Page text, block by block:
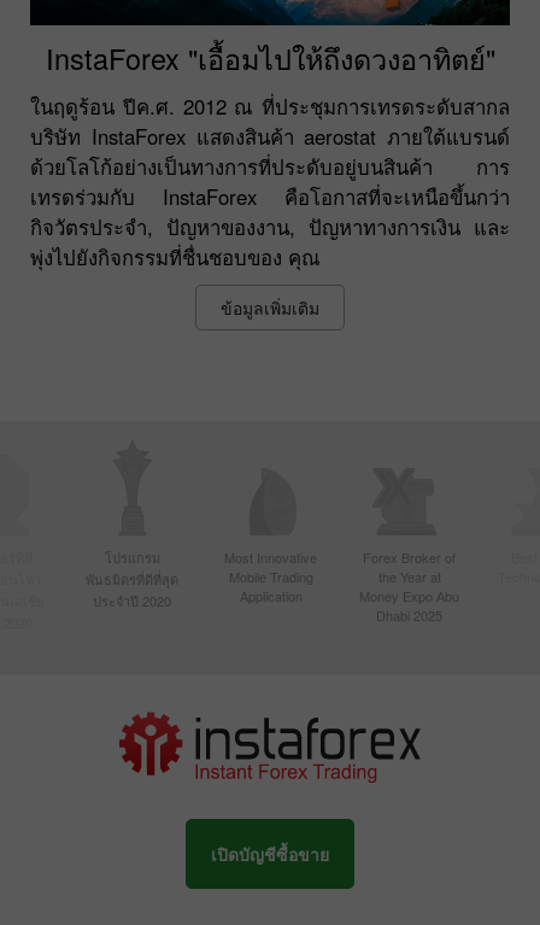
InstaForex "เอื้อมไปให้ถึงดวงอาทิตย์"
ในฤดูร้อน ปีค.ศ. 2012 ณ ที่ประชุมการเทรดระดับสากล
บริษัท InstaForex แสดงสินค้า aerostat ภายใต้แบรนด์
ด้วยโลโก้อย่างเป็นทางการที่ประดับอยู่บนสินค้า การ
เทรดร่วมกับ InstaForex คือโอกาสที่จะเหนือขึ้นกว่า
กิจวัตรประจำ, ปัญหาของงาน, ปัญหาทางการเงิน และ
พุ่งไปยังกิจกรรมที่ชื่นชอบของ คุณ
ข้อมูลเพิ่มเติม
โปรแกรม
พันธมิตรที่ดีที่สุด
ประจำปี 2020
Most Innovative
Mobile Trading
Application
Forex Broker of
the Year at
Money Expo Abu
Dhabi 2025
เปิดบัญชีซื้อขาย